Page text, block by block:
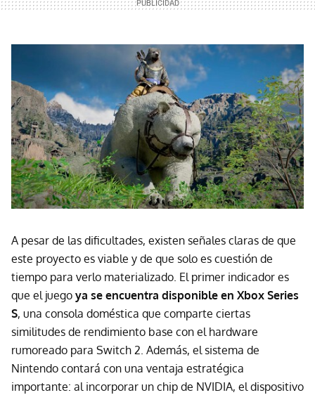
A pesar de las dificultades, existen señales claras de que
este proyecto es viable y de que solo es cuestión de
tiempo para verlo materializado. El primer indicador es
que el juego ya se encuentra disponible en Xbox Series
S, una consola doméstica que comparte ciertas
similitudes de rendimiento base con el hardware
rumoreado para Switch 2. Además, el sistema de
Nintendo contará con una ventaja estratégica
importante: al incorporar un chip de NVIDIA, el dispositivo